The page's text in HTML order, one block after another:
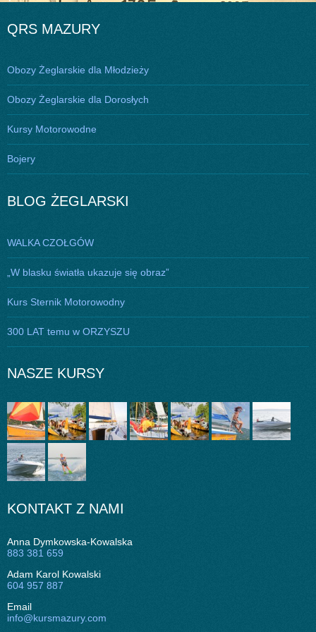
QRS MAZURY
Obozy Żeglarskie dla Młodzieży
Obozy Żeglarskie dla Dorosłych
Kursy Motorowodne
Bojery
BLOG ŻEGLARSKI
WALKA CZOŁGÓW
„W blasku światła ukazuje się obraz”
Kurs Sternik Motorowodny
300 LAT temu w ORZYSZU
NASZE KURSY
KONTAKT Z NAMI
Anna Dymkowska-Kowalska
883 381 659
Adam Karol Kowalski
604 957 887
Email
info@kursmazury.com